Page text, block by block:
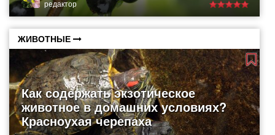
редактор
ЖИВОТНЫЕ
Как содержать экзотическое
животное в домашних условиях?
Красноухая черепаха